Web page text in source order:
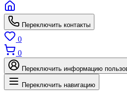
Переключить контакты
0
0
Переключить информацию
Переключить навигацию